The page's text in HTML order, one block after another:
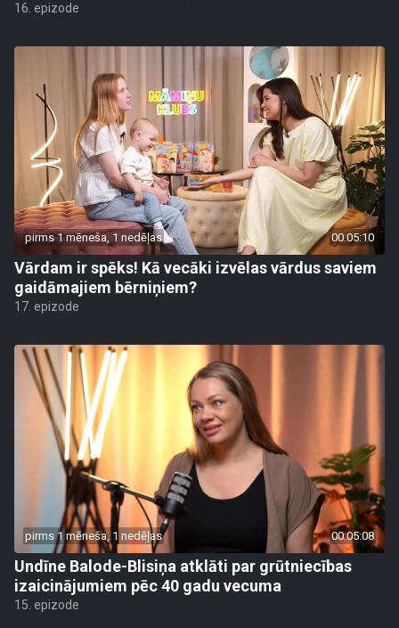
16. epizode
pirms 1 mēneša, 1 nedēļas 00:05:10
Vārdam ir spēks! Kā vecāki izvēlas vārdus saviem
gaidāmajiem bērniņiem?
17. epizode
pirms 1 mēneša, 1 nedēļas 00:05:08
Undīne Balode-Blisiņa atklāti par grūtniecības
izaicinājumiem pēc 40 gadu vecuma
15. epizode